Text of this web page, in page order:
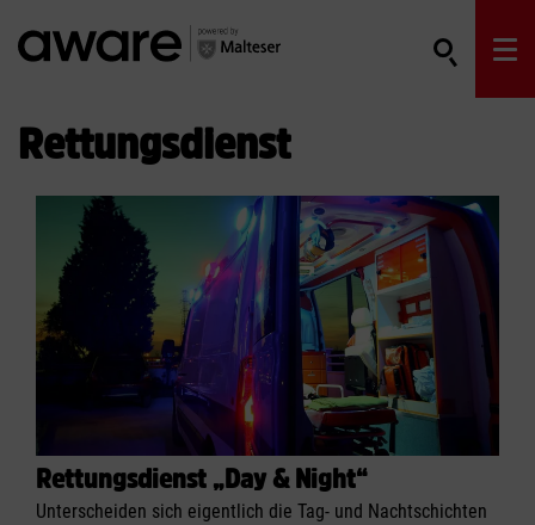
Rettungsdienst
Rettungsdienst „Day & Night“
Unterscheiden sich eigentlich die Tag- und Nachtschichten